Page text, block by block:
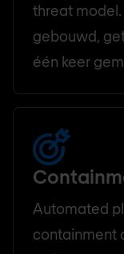
threat
gebouwd,
één keer
Automated
containment